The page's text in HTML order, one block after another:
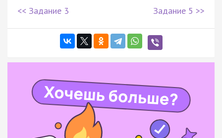
<< Задание 3 Задание 5 >>